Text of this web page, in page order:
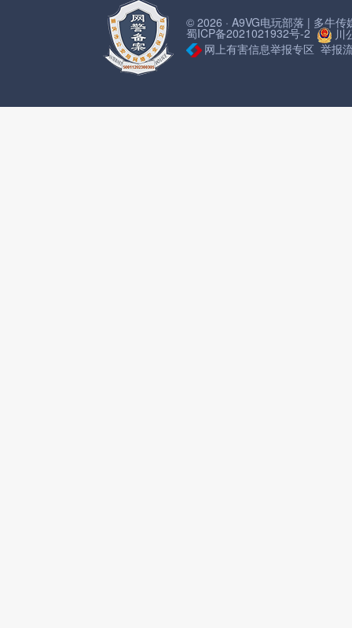
© 2026 · A9VG电玩部落 | 多牛传
蜀ICP备2021021932号-2
川
网上有害信息举报专区 举报